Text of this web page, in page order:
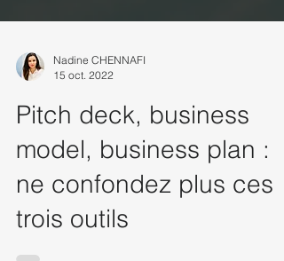
Nadine CHENNAFI
15 oct. 2022
Pitch deck, business
model, business plan :
ne confondez plus ces